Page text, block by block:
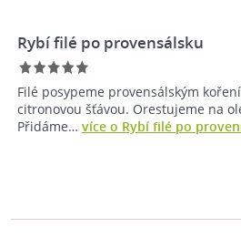
Rybí filé po provensálsku
Filé posypeme provensálským
citronovou šťávou. Orestujeme na
Přidáme… více o Rybí filé po